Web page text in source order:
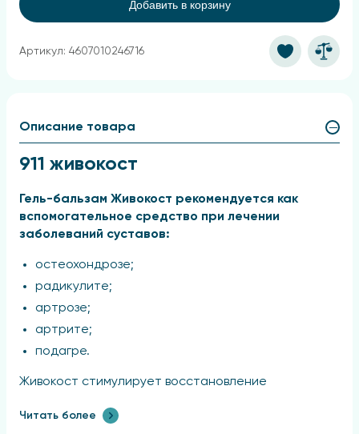
Добавить в корзину
Артикул: 4607010246716
Описание товара
911 живокост
Гель-бальзам Живокост рекомендуется как
вспомогательное средство при лечении
заболеваний суставов:
остеохондрозе;
радикулите;
артрозе;
артрите;
подагре.
Живокост стимулирует восстановление
мышечный спазм.
Читать более